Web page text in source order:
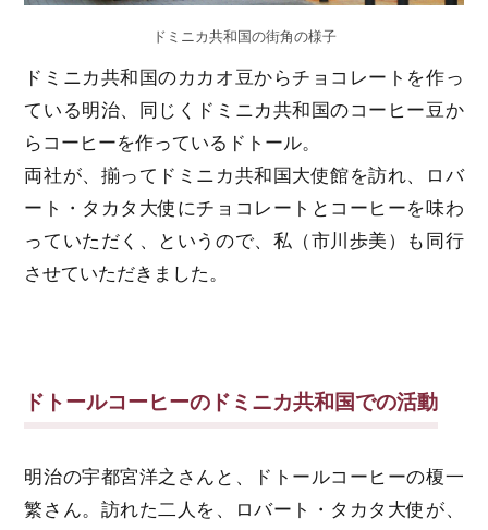
ドミニカ共和国の街角の様子
ドミニカ共和国のカカオ豆からチョコレートを作っ
ている明治、同じくドミニカ共和国のコーヒー豆か
らコーヒーを作っているドトール。
両社が、揃ってドミニカ共和国大使館を訪れ、ロバ
ート・タカタ大使にチョコレートとコーヒーを味わ
っていただく、というので、私（市川歩美）も同行
させていただきました。
ドトールコーヒーのドミニカ共和国での活動
明治の宇都宮洋之さんと、ドトールコーヒーの榎一
繁さん。訪れた二人を、ロバート・タカタ大使が、